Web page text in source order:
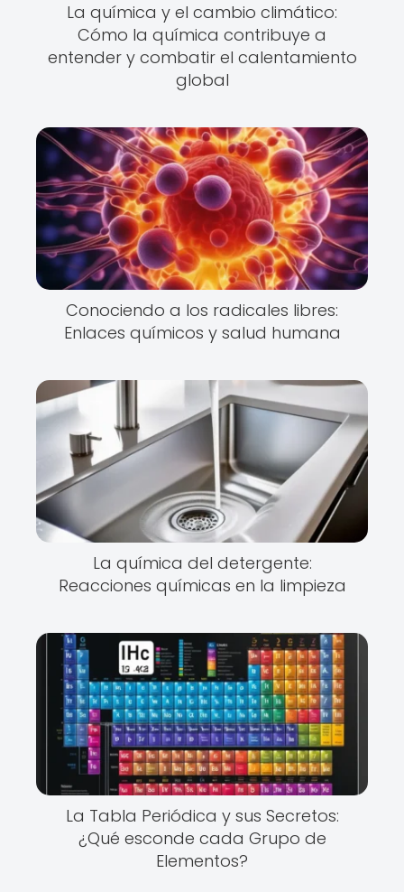
La química y el cambio climático:
Cómo la química contribuye a
entender y combatir el calentamiento
global
Conociendo a los radicales libres:
Enlaces químicos y salud humana
La química del detergente:
Reacciones químicas en la limpieza
La Tabla Periódica y sus Secretos:
¿Qué esconde cada Grupo de
Elementos?